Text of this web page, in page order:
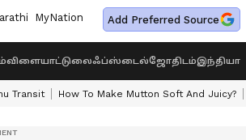
MyNation Add Preferred Source
விளையாட்டுலைஃப்ஸ்டைல்ஜோதிடம்இந்தியா
Transit How To Make Mutton Soft And Juicy?